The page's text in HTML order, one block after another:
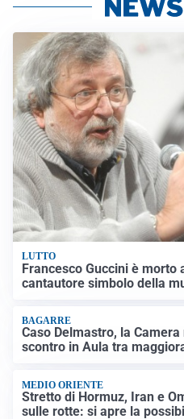
LUTTO
Francesco Guccini è morto
cantautore simbolo della
BAGARRE
Caso Delmastro, la
scontro in Aula tra
MEDIO ORIENTE
Stretto di Hormuz, Iran e
sulle rotte: si apre la